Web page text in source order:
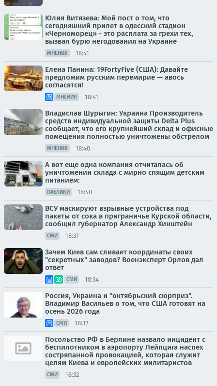
Юлия Витязева: Мой пост о том, что
сегодняшний прилет в одесский стадион
«Черноморец» - это расплата за грехи тех,
вызвал бурю негодования на Украине
МНЕНИЯ 18:41
Елена Панина: 19FortyFive (США): Давайте
предложим русским перемирие — авось
согласятся!
МНЕНИЯ 18:41
Владислав Шурыгин: Украина Производитель
средств индивидуальной защиты Delta Plus
сообщает, что его крупнейший склад и офисные
помещения полностью уничтожены обстрелом
МНЕНИЯ 18:40
А вот еще одна компания отчиталась об
уничтожении склада с мирно спящим детским
питанием:
ПАБЛИКИ 18:40
ВСУ маскируют взрывные устройства под
пакеты от сока в приграничье Курской области,
сообщил губернатор Александр Хинштейн
СМИ 18:37
Зачем Киев сам сливает координаты своих
"секретных" заводов? Военэксперт Орлов дал
ответ
СМИ 18:34
Россия, Украина и "октябрьский сюрприз".
Владимир Васильев о том, что США готовят на
осень 2026 года
СМИ 18:32
Посольство РФ в Берлине назвало инцидент с
беспилотником в аэропорту Лейпцига наспех
состряпанной провокацией, которая служит
целям Киева и европейских милитаристов
СМИ 18:32